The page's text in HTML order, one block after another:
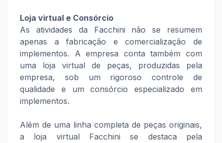
Loja virtual e Consórcio
As atividades da Facchini não se resumem
apenas a fabricação e comercialização de
implementos. A empresa conta também com
uma loja virtual de peças, produzidas pela
empresa, sob um rigoroso controle de
qualidade e um consórcio especializado em
implementos.
Além de uma linha completa de peças originais,
a loja virtual Facchini se destaca pela